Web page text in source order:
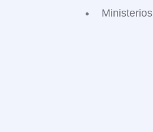
Ministerios